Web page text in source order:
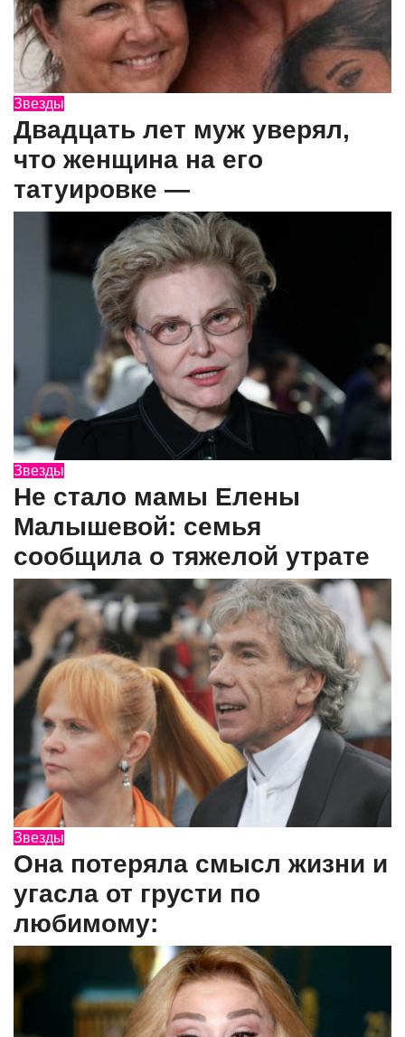
Звезды
Двадцать лет муж уверял,
что женщина на его
татуировке —
Звезды
Не стало мамы Елены
Малышевой: семья
сообщила о тяжелой утрате
Звезды
Она потеряла смысл жизни и
угасла от грусти по
любимому: